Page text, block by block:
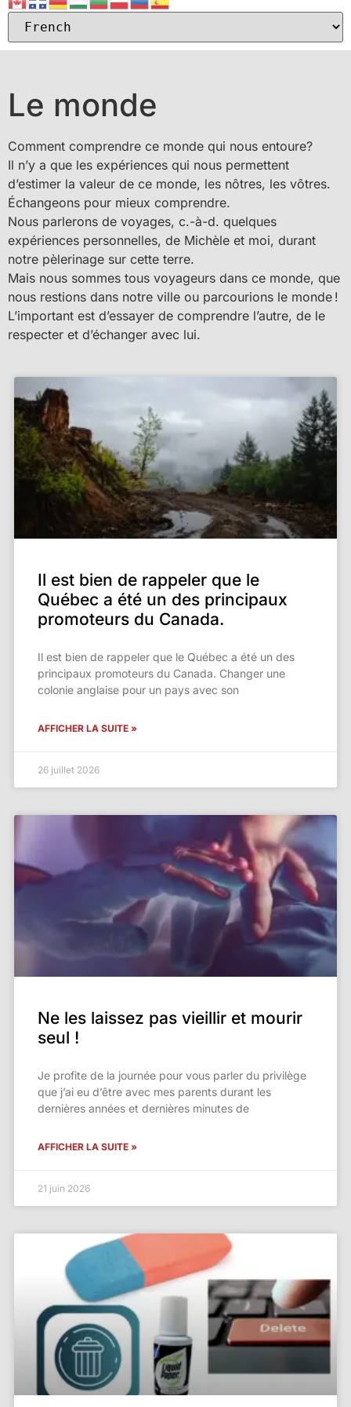
Le monde
Comment comprendre ce monde qui nous entoure?
Il n’y a que les expériences qui nous permettent
d’estimer la valeur de ce monde, les nôtres, les vôtres.
Échangeons pour mieux comprendre.
Nous parlerons de voyages, c.-à-d. quelques
expériences personnelles, de Michèle et moi, durant
notre pèlerinage sur cette terre.
Mais nous sommes tous voyageurs dans ce monde, que
nous restions dans notre ville ou parcourions le monde !
L’important est d’essayer de comprendre l’autre, de le
respecter et d’échanger avec lui.
Il est bien de rappeler que le
Québec a été un des principaux
promoteurs du Canada.
Il est bien de rappeler que le Québec a été un des
principaux promoteurs du Canada. Changer une
colonie anglaise pour un pays avec son
AFFICHER LA SUITE »
26 juillet 2026
Ne les laissez pas vieillir et mourir
seul !
Je profite de la journée pour vous parler du privilège
que j’ai eu d’être avec mes parents durant les
dernières années et dernières minutes de
AFFICHER LA SUITE »
21 juin 2026